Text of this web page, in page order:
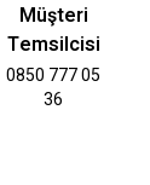
Müşteri
Temsilcisi
0850 777 05
36